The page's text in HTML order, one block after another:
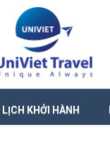
LỊCH KHỞI HÀNH